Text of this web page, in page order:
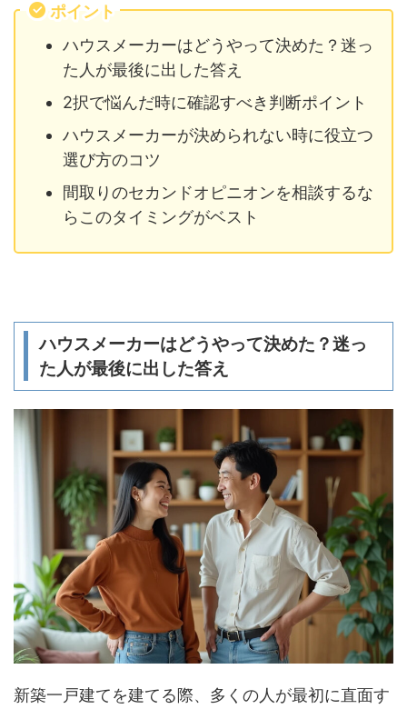
ポイント
ハウスメーカーはどうやって決めた？迷っ
た人が最後に出した答え
2択で悩んだ時に確認すべき判断ポイント
ハウスメーカーが決められない時に役立つ
選び方のコツ
間取りのセカンドオピニオンを相談するな
らこのタイミングがベスト
ハウスメーカーはどうやって決めた？迷っ
た人が最後に出した答え
新築一戸建てを建てる際、多くの人が最初に直面す